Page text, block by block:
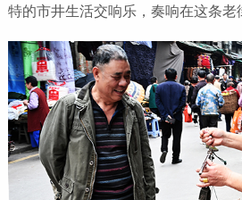
特的市井生活交响乐，奏响在这条老